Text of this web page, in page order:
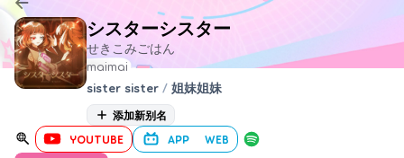
シスターシスター
せきこみごはん
maimai
sister sister / 姐妹姐妹
添加新别名
YOUTUBE APP WEB